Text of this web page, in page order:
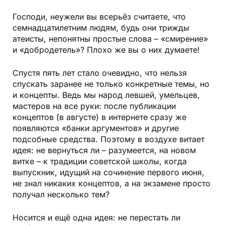
Господи, неужели вы всерьёз считаете, что
семнадцатилетним людям, будь они трижды
атеисты, непонятны простые слова – «смирение»
и «добродетель»? Плохо же вы о них думаете!
Спустя пять лет стало очевидно, что нельзя
спускать заранее не только конкретные темы, но
и концепты. Ведь мы народ левшей, умельцев,
мастеров на все руки: после публикации
концептов (в августе) в интернете сразу же
появляются «банки аргументов» и другие
подсобные средства. Поэтому в воздухе витает
идея: не вернуться ли – разумеется, на новом
витке – к традиции советской школы, когда
выпускник, идущий на сочинение первого июня,
не знал никаких концептов, а на экзамене просто
получал несколько тем?
Носится и ещё одна идея: не перестать ли